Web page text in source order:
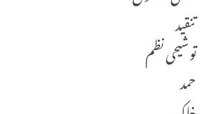
تنقید
توشیحی نظم
حمد